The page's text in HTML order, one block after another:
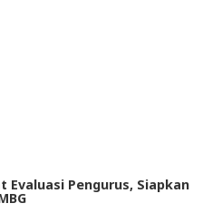
Evaluasi Pengurus, Siapkan